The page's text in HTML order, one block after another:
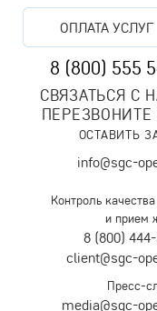
только лучших
свою работу, уважают
борются с
и плохим
ОПЛАТА УСЛУГ
8 (800) 555
СВЯЗАТЬСЯ С
ОСТАВИТЬ
info@sgc-
Контроль
и прием
8 (800)
client@sgc-
Пресс-
media@sgc-